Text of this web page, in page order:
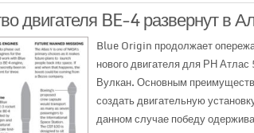
двигателя BE-4 развернут в
Blue Origin продолжает
нового двигателя для РН
Вулкан. Основным
создать двигательную
данном случае победу